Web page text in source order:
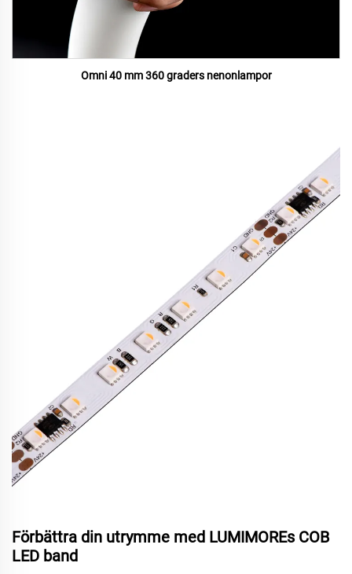
Omni 40 mm 360 graders nenonlampor
Förbättra din utrymme med LUMIMOREs COB
LED band